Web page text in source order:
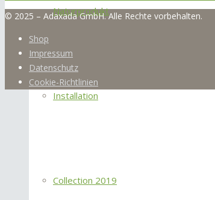
Naturprodukt
Installation
Collection 2019
© 2025 – Adaxada GmbH. Alle Rechte vorbehalten.
Shop
Impressum
Datenschutz
Cookie-Richtlinien